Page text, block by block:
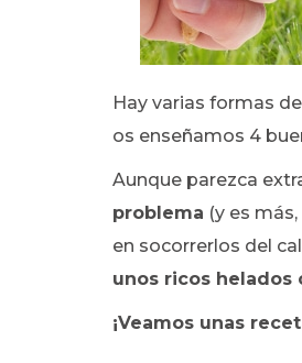
Hay varias formas de
os enseñamos 4
Aunque parezca
problema (y es
en socorrerlos del
unos ricos helados
¡Veamos unas